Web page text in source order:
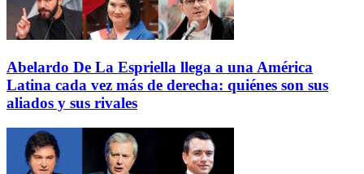
Abelardo De La Espriella llega a una América
Latina cada vez más de derecha: quiénes son sus
aliados y sus rivales